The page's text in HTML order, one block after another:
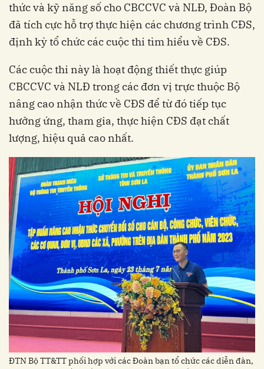
thức và kỹ năng số cho CBCCVC và NLĐ, Đoàn Bộ
đã tích cực hỗ trợ thực hiện các chương trình CĐS,
định kỳ tổ chức các cuộc thi tìm hiểu về CĐS.
Các cuộc thi này là hoạt động thiết thực giúp
CBCCVC và NLĐ trong các đơn vị trực thuộc Bộ
nâng cao nhận thức về CĐS để từ đó tiếp tục
hưởng ứng, tham gia, thực hiện CĐS đạt chất
lượng, hiệu quả cao nhất.
ĐTN Bộ TT&TT phối hợp với các Đoàn bạn tổ chức các diễn đàn,